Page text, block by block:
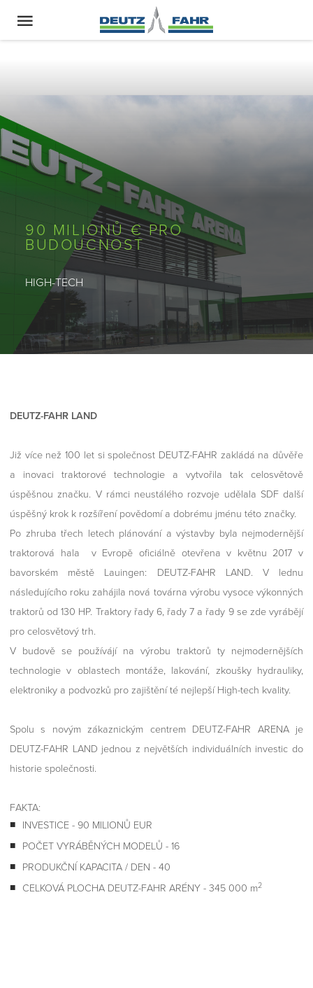
90 MILIONŮ € PRO
BUDOUCNOST
HIGH-TECH
DEUTZ-FAHR LAND
Již více než 100 let si společnost DEUTZ-FAHR zakládá na důvěře
a inovaci traktorové technologie a vytvořila tak celosvětově
úspěšnou značku. V rámci neustálého rozvoje udělala SDF další
úspěšný krok k rozšíření povědomí a dobrému jménu této značky.
Po zhruba třech letech plánování a výstavby byla nejmodernější
traktorová hala v Evropě oficiálně otevřena v květnu 2017 v
bavorském městě Lauingen: DEUTZ-FAHR LAND. V lednu
následujícího roku zahájila nová továrna výrobu vysoce výkonných
traktorů od 130 HP. Traktory řady 6, řady 7 a řady 9 se zde vyrábějí
pro celosvětový trh.
V budově se používájí na výrobu traktorů ty nejmodernějších
technologie v oblastech montáže, lakování, zkoušky hydrauliky,
elektroniky a podvozků pro zajištění té nejlepší High-tech kvality.
Spolu s novým zákaznickým centrem DEUTZ-FAHR ARENA je
DEUTZ-FAHR LAND jednou z největších individuálních investic do
historie společnosti.
FAKTA:
INVESTICE - 90 MILIONŮ EUR
POČET VYRÁBĚNÝCH MODELŮ - 16
PRODUKČNÍ KAPACITA / DEN - 40
CELKOVÁ PLOCHA DEUTZ-FAHR ARÉNY - 345 000 m2